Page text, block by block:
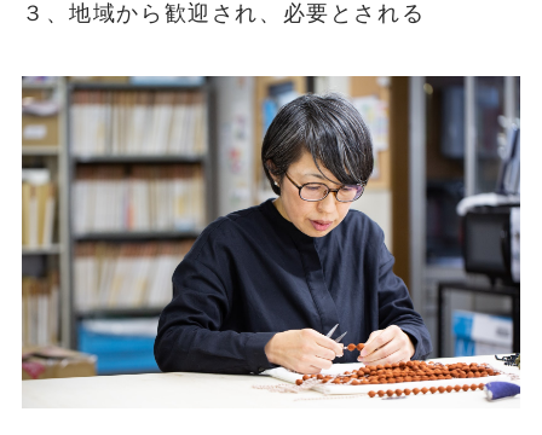
３、地域から歓迎され、必要とされる